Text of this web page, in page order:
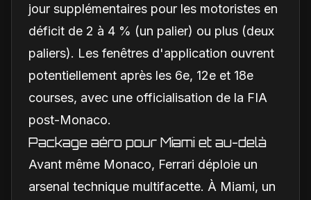
jour supplémentaires pour les motoristes en
déficit de 2 à 4 % (un palier) ou plus (deux
paliers). Les fenêtres d'application ouvrent
potentiellement après les 6e, 12e et 18e
courses, avec une officialisation de la FIA
post-Monaco.
Package aéro pour Miami et au-delà
Avant même Monaco, Ferrari déploie un
arsenal technique multifacette. À Miami, un